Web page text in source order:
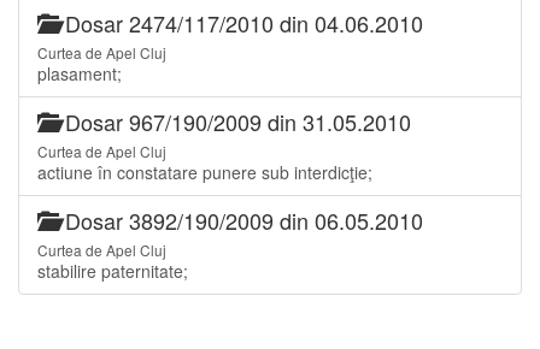
Dosar 2474/117/2010 din 04.06.2010
Curtea de Apel Cluj
plasament;
Dosar 967/190/2009 din 31.05.2010
Curtea de Apel Cluj
actiune în constatare punere sub interdicţie;
Dosar 3892/190/2009 din 06.05.2010
Curtea de Apel Cluj
stabilire paternitate;